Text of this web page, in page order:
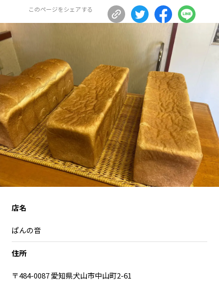
長野エリア
岐阜エリア
愛知エリア
京都エリア
大阪市エリア
北摂エリア
堺・泉州エリア
河内エリア
兵庫エリア
奈良エリア
和歌山エリア
鳥取エリア
島根エリア
岡山エリア
広島エリア
山口エリア
徳島エリア
香川エリア
愛媛エリア
高知エリア
福岡エリア
佐賀エリア
長崎エリア
沖縄エリア
カテゴリから探す
このページをシェアする
店名
ぱんの音
住所
〒484-0087 愛知県犬山市中山町2-61